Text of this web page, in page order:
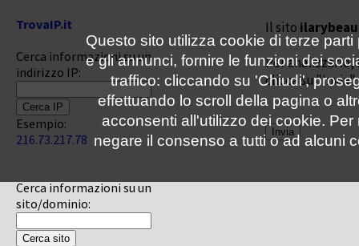
TrovaIP.it
Cerca informazioni su un
indirizzo IP:
Esempio:
216.73.217.78
Cerca informazioni su un
sito/dominio:
Il sito
Per
clicca su "Invia"
Questo sito utilizza cookie di terze
e gli annunci, fornire le funzioni dei
traffico: cliccando su 'Chiudi',
effettuando lo scroll della pagina o
acconsenti all'utilizzo dei cookie.
negare il consenso a tutti o ad alcuni